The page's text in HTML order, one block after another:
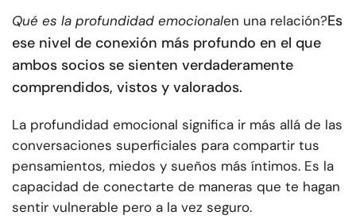
Qué es la profundidad emocionalen una relación?Es
ese nivel de conexión más profundo en el que
ambos socios se sienten verdaderamente
comprendidos, vistos y valorados.
La profundidad emocional significa ir más allá de las
conversaciones superficiales para compartir tus
pensamientos, miedos y sueños más íntimos. Es la
capacidad de conectarte de maneras que te hagan
sentir vulnerable pero a la vez seguro.